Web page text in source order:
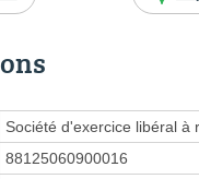
Société d'exercice libéral à
88125060900016